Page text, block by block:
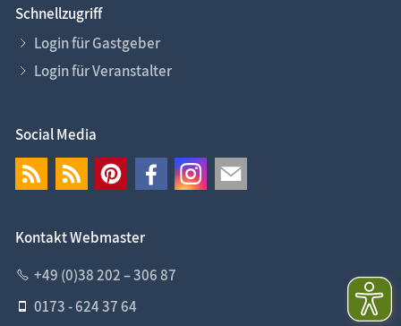
Schnellzugriff
Login für Gastgeber
Login für Veranstalter
Social Media
Kontakt Webmaster
+49 (0)38 202 – 306 87
0173 - 624 37 64